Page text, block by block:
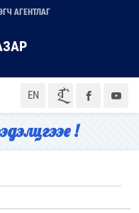
АГЕНТЛАГ
EN ᠮᠣᠨ
!